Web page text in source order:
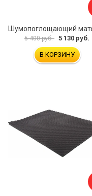
5 400 руб. 5 130 руб.
В КОРЗИНУ